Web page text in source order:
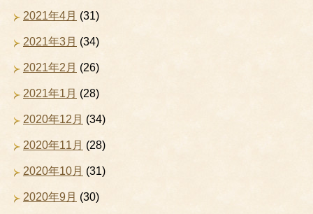
2021年4月 (31)
2021年3月 (34)
2021年2月 (26)
2021年1月 (28)
2020年12月 (34)
2020年11月 (28)
2020年10月 (31)
2020年9月 (30)